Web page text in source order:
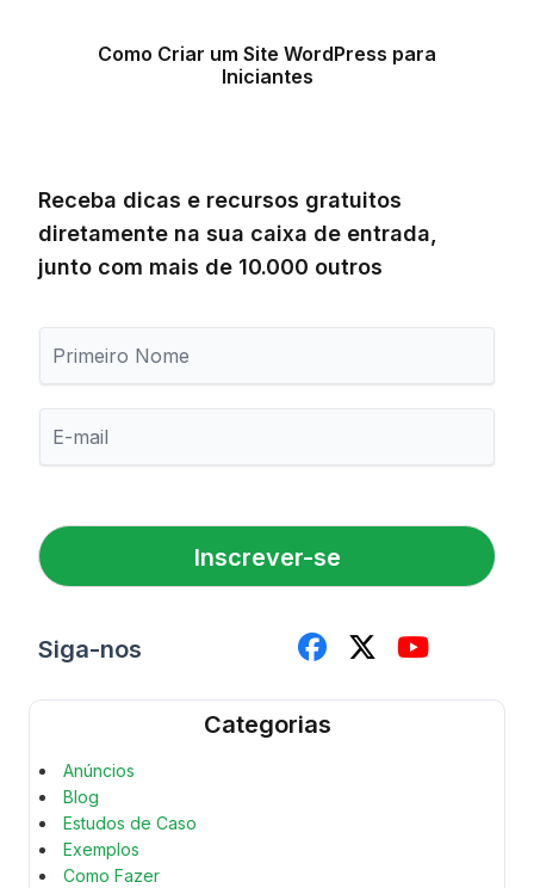
Como Criar um Site WordPress para
Iniciantes
Receba dicas e recursos gratuitos
diretamente na sua caixa de entrada,
junto com mais de 10.000 outros
i
m
N
o
m
m
l
*
Inscrever-se
Siga-nos
Categorias
Anúncios
Blog
Estudos de Caso
Exemplos
Como Fazer